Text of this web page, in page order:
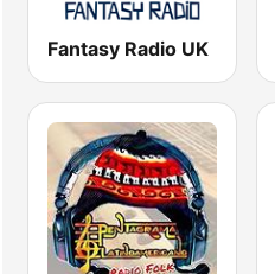
Fantasy Radio UK